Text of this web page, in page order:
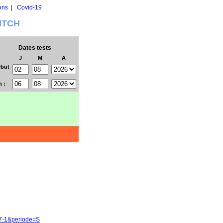
| Covid-19
Dates tests
J M
A
:
1&periode=S